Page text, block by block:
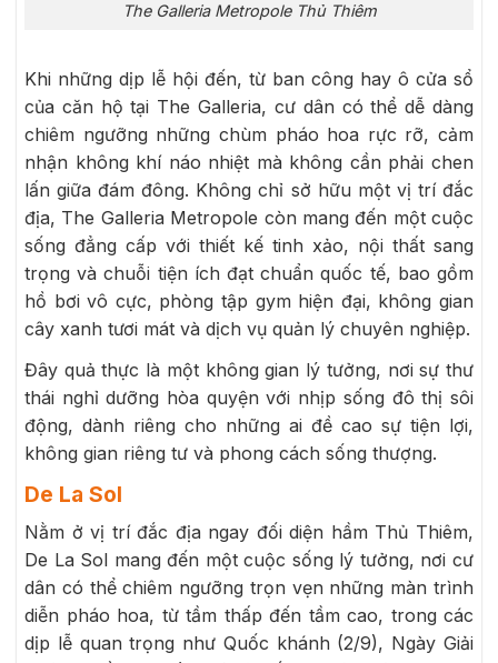
The Galleria Metropole Thủ Thiêm
Khi những dịp lễ hội đến, từ ban công hay ô cửa sổ
của căn hộ tại The Galleria, cư dân có thể dễ dàng
chiêm ngưỡng những chùm pháo hoa rực rỡ, cảm
nhận không khí náo nhiệt mà không cần phải chen
lấn giữa đám đông. Không chỉ sở hữu một vị trí đắc
địa, The Galleria Metropole còn mang đến một cuộc
sống đẳng cấp với thiết kế tinh xảo, nội thất sang
trọng và chuỗi tiện ích đạt chuẩn quốc tế, bao gồm
hồ bơi vô cực, phòng tập gym hiện đại, không gian
cây xanh tươi mát và dịch vụ quản lý chuyên nghiệp.
Đây quả thực là một không gian lý tưởng, nơi sự thư
thái nghỉ dưỡng hòa quyện với nhịp sống đô thị sôi
động, dành riêng cho những ai đề cao sự tiện lợi,
không gian riêng tư và phong cách sống thượng.
De La Sol
Nằm ở vị trí đắc địa ngay đối diện hầm Thủ Thiêm,
De La Sol mang đến một cuộc sống lý tưởng, nơi cư
dân có thể chiêm ngưỡng trọn vẹn những màn trình
diễn pháo hoa, từ tầm thấp đến tầm cao, trong các
dịp lễ quan trọng như Quốc khánh (2/9), Ngày Giải